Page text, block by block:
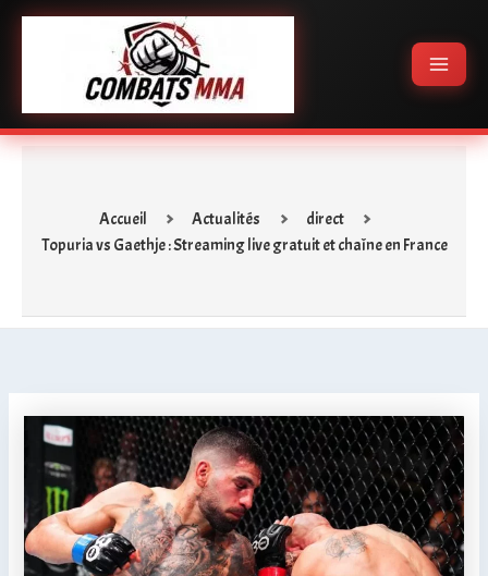
Aller
Menu
Accueil Actualités
direct
Topuria vs Gaethje : Streaming live gratuit et chaîne en France